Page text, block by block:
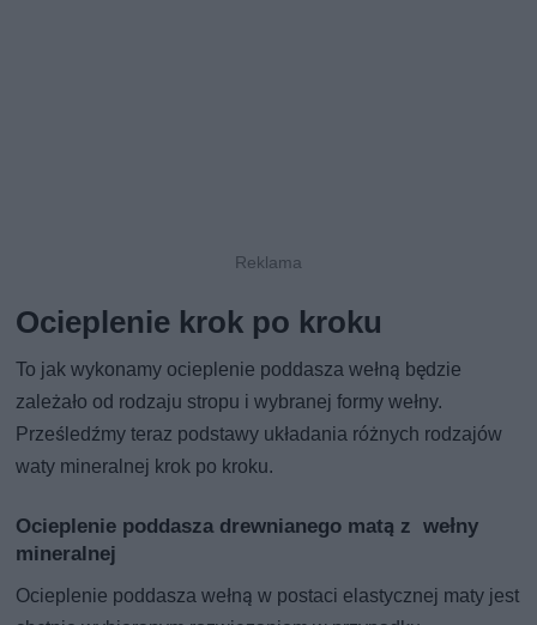
Ocieplenie krok po kroku
To jak wykonamy ocieplenie poddasza wełną będzie
zależało od rodzaju stropu i wybranej formy wełny.
Prześledźmy teraz podstawy układania różnych rodzajów
waty mineralnej krok po kroku.
Ocieplenie poddasza drewnianego matą z wełny
mineralnej
Ocieplenie poddasza wełną w postaci elastycznej maty jest